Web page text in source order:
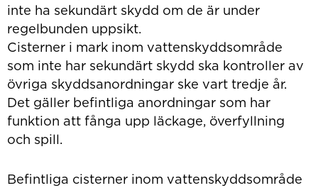
inte ha sekundärt skydd om de är under
regelbunden uppsikt.
Cisterner i mark inom vattenskyddsområde
som inte har sekundärt skydd ska kontroller av
övriga skyddsanordningar ske vart tredje år.
Det gäller befintliga anordningar som har
funktion att fånga upp läckage, överfyllning
och spill.
Befintliga cisterner inom vattenskyddsområde